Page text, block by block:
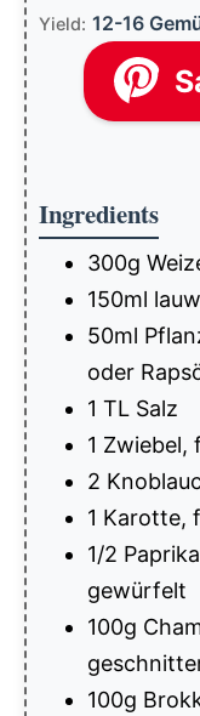
Yield: 12-16
Ingredients
300g
150ml
50ml
oder
1 TL Salz
1
2
1 Karotte,
1/2
gewürfelt
100g
100g